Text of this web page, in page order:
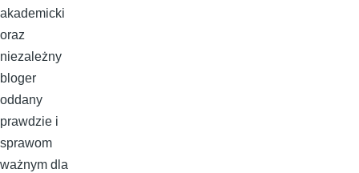
akademicki
oraz
niezależny
bloger
oddany
prawdzie i
sprawom
ważnym dla